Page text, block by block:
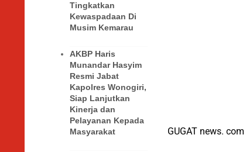
Tingkatkan
Kewaspadaan Di
Musim Kemarau
AKBP Haris
Munandar Hasyim
Resmi Jabat
Kapolres Wonogiri,
Siap Lanjutkan
Kinerja dan
Pelayanan Kepada
Masyarakat
GUGAT news. com